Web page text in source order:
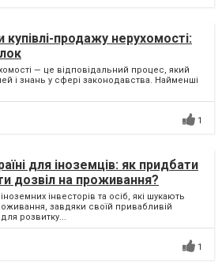
продажу нерухомості:
— це відповідальний процес, який
і знань у сфері законодавства. Найменші
1
для іноземців: як придбати
дозвіл на проживання?
інвесторів та осіб, які шукають
завдяки своїй привабливій
розвитку...
1